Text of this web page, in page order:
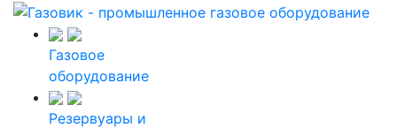
Газовое
оборудование
Резервуары и